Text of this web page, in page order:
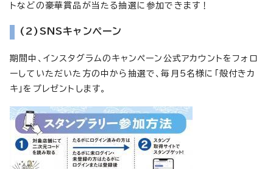
トなどの豪華賞品が当たる抽選に参加できます！
(2)SNSキャンペーン
期間中、インスタグラムのキャンペーン公式アカウントをフォロ
ーしていただいた方の中から抽選で、毎月5名様に「殻付きカ
キ」をプレゼントします。